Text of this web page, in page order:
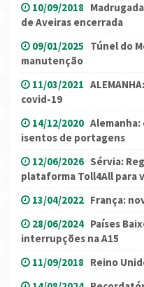
10/09/2018
de Aveiras encerrada
09/01/2025 Túnel do
manutenção
11/03/2021
covid-19
14/12/2020 Alemanha:
isentos de portagens
12/06/2026 Sérvia:
plataforma Toll4All para
13/04/2022 França:
28/06/2024 Países
interrupções na A15
11/09/2018 Reino